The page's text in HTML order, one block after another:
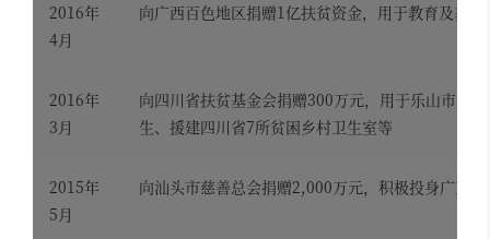
2016年
4月
向广西百色地区捐赠1亿扶贫资金，用于教育及基础
2016年
3月
向四川省扶贫基金会捐赠300万元，用于乐山市金
生、援建四川省7所贫困乡村卫生室等
2015年
5月
向汕头市慈善总会捐赠2,000万元，积极投身广东